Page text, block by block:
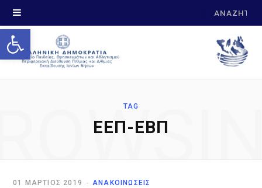
Open toolbar
Search
TAG
ΕΕΠ-ΕΒΠ
ΑΝΑΚΟΙΝΩΣΕΙΣ
01 ΜΆΡΤΙΟΣ 2019